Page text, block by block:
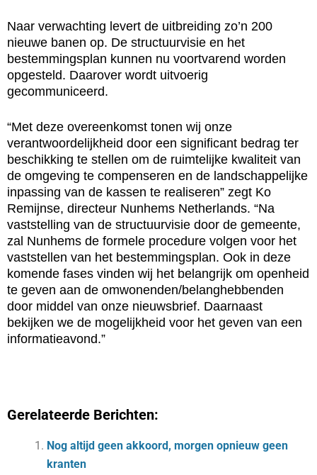
Naar verwachting levert de uitbreiding zo’n 200
nieuwe banen op. De structuurvisie en het
bestemmingsplan kunnen nu voortvarend worden
opgesteld. Daarover wordt uitvoerig
gecommuniceerd.
“Met deze overeenkomst tonen wij onze
verantwoordelijkheid door een significant bedrag ter
beschikking te stellen om de ruimtelijke kwaliteit van
de omgeving te compenseren en de landschappelijke
inpassing van de kassen te realiseren” zegt Ko
Remijnse, directeur Nunhems Netherlands. “Na
vaststelling van de structuurvisie door de gemeente,
zal Nunhems de formele procedure volgen voor het
vaststellen van het bestemmingsplan. Ook in deze
komende fases vinden wij het belangrijk om openheid
te geven aan de omwonenden/belanghebbenden
door middel van onze nieuwsbrief. Daarnaast
bekijken we de mogelijkheid voor het geven van een
informatieavond.”
Gerelateerde Berichten:
Nog altijd geen akkoord, morgen opnieuw geen
kranten